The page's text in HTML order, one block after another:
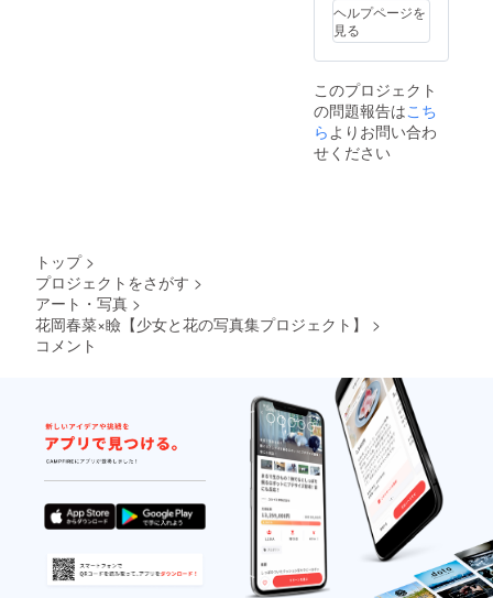
ヘルプページを
見る
このプロジェクト
の問題報告はこち
ら よりお問い合わ
せください
トップ >
プロジェクトをさがす >
アート・写真 >
花岡春菜×瞼【少女と花の写真集プロジェクト】
>
コメント